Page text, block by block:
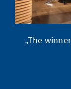
„The